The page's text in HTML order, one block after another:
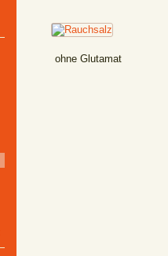
ohne Glutamat